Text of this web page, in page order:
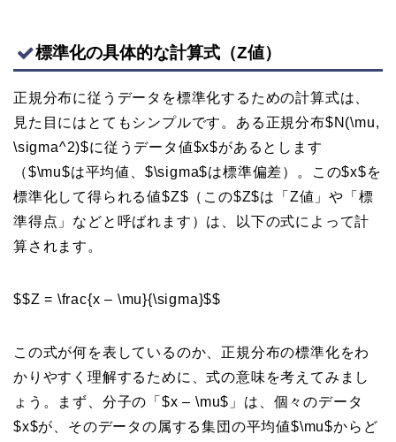
標準化の具体的な計算式（Z値）
正規分布に従うデータを標準化するための計算式は、
見た目にはとてもシンプルです。ある正規分布$N(\mu,
\sigma^2)$に従うデータ値$x$があるとします
（$\mu$は平均値、$\sigma$は標準偏差）。この$x$を
標準化して得られる値$Z$（この$Z$は「Z値」や「標
準得点」などと呼ばれます）は、以下の式によって計
算されます。
$$Z = \frac{x – \mu}{\sigma}$$
この式が何を表しているのか、正規分布の標準化をわ
かりやすく理解するために、式の意味を考えてみまし
ょう。まず、分子の「$x – \mu$」は、個々のデータ
$x$が、そのデータの属する集団の平均値$\mu$からど